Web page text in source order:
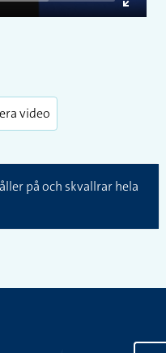
Enter
video
på och skvallrar hela